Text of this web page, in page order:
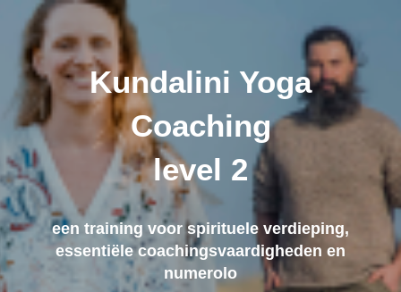
Kundalini Yoga
Coaching
level 2
een training voor spirituele verdieping,
essentiële coachingsvaardigheden en
numerolo